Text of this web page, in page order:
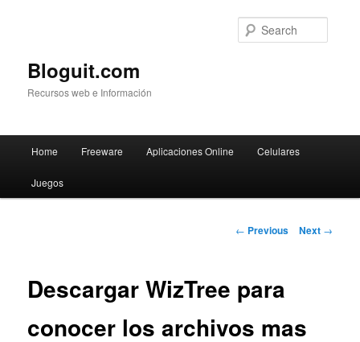
Bloguit.com
Recursos web e Información
Skip
to
Home Freeware Aplicaciones Online Celulares
Juegos
Post
← Previous Next →
Descargar WizTree para
conocer los archivos mas